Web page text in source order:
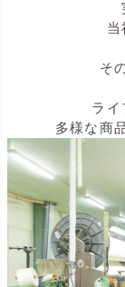
当
そ
ライ
多様な商